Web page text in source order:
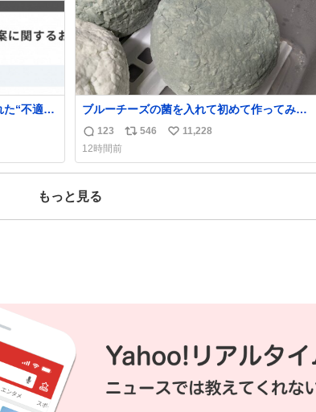
た“不適切
した駅
た。「第
ブルーチーズの菌を入れて初めて作ってみた
チーズなんだけど 本能でちょっとヤバいと思
っちゃう見た目だな
返
信
数
123
リ
ス
546
い
ね
11,228
12時間前
もっと見る